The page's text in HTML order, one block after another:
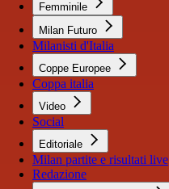
Femminile
Milan Futuro
Milanisti d'Italia
Coppe Europee
Coppa italia
Video
Social
Editoriale
Milan partite e risultati live
Redazione